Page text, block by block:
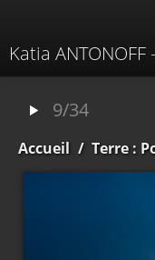
Katia
9/34
Accueil / Terre :